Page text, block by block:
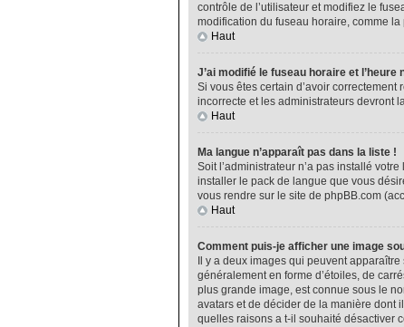
contrôle de l’utilisateur et modifiez le
modification du fuseau horaire, comme la
Haut
J’ai modifié le fuseau horaire et l’heure
Si vous êtes certain d’avoir correctement
incorrecte et les administrateurs devront
Haut
Ma langue n’apparaît pas dans la liste !
Soit l’administrateur n’a pas installé
installer le pack de langue que vous
vous rendre sur le site de phpBB.com
Haut
Comment puis-je afficher une image
Il y a deux images qui peuvent
généralement en forme d’étoiles, de
plus grande image, est connue sous le
avatars et de décider de la manière dont
quelles raisons a t-il souhaité désactiver